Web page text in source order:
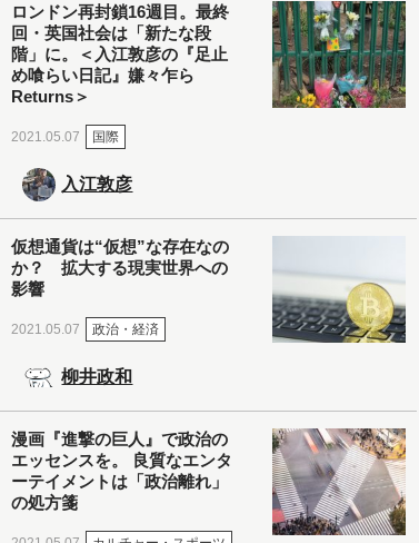
ロンドン再封鎖16週目。最終
回・英国社会は「新たな段
階」に。＜入江敦彦の『足止
め喰らい日記』嫌々乍ら
Returns＞
2021.05.07 国際
入江敦彦
仮想通貨は“仮想”な存在なの
か？ 拡大する現実世界への
影響
2021.05.07 政治・経済
柳井政和
漫画『進撃の巨人』で政治の
エッセンスを。 良質なエンタ
ーテイメントは「政治離れ」
の処方箋